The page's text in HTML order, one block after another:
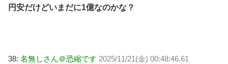
円安だけどいまだに1億なのかな？
38: 名無しさん＠恐縮です 2025/11/21(金) 00:48:46.61